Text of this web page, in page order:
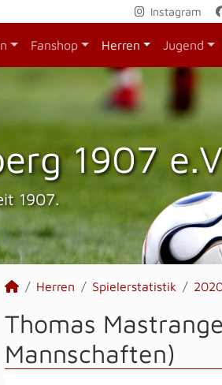
Instagram
Fanshop Herren Jugend
1907
1907.
Herren Spielerstatistik
Thomas
Mannschaften)